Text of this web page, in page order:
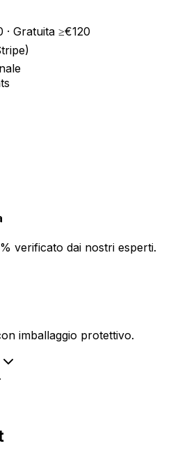
Gratuita ≥€120
verificato dai nostri esperti.
imballaggio protettivo.